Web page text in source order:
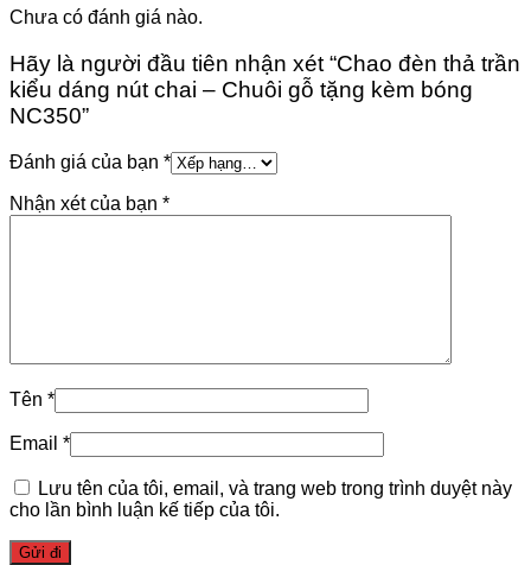
Chưa có đánh giá nào.
Hãy là người đầu tiên nhận xét “Chao đèn thả trần
kiểu dáng nút chai – Chuôi gỗ tặng kèm bóng
NC350”
Đánh giá của bạn *
Nhận xét của bạn *
Tên *
Email *
Lưu tên của tôi, email, và trang web trong trình duyệt này
cho lần bình luận kế tiếp của tôi.